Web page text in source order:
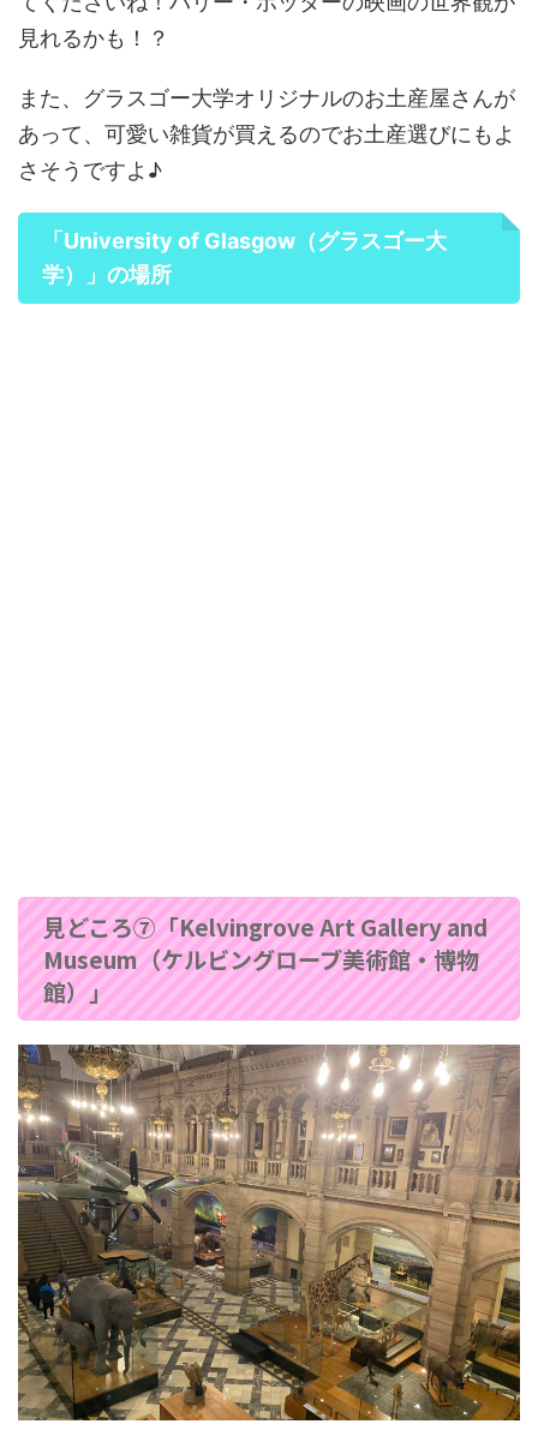
見れるかも！？
また、グラスゴー大学オリジナルのお土産屋さんが
あって、可愛い雑貨が買えるのでお土産選びにもよ
さそうですよ♪
「University of Glasgow（グラスゴー大
学）」の場所
見どころ⑦「Kelvingrove Art Gallery and
Museum（ケルビングローブ美術館・博物
館）」